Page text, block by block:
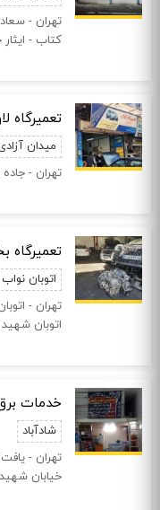
تهران -
کتاب - ایثار
تعمیرگاه
میدان
تهران -
تعمیرگاه
اتوبان نواب
اتوبان شهید
خدمات
شادآباد
تهران - یافت
خیابان شهید